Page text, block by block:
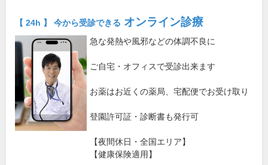
【 24h 】 今から受診できる オンライン診療
急な発熱や風邪などの体調不良に
ご自宅・オフィスで受診出来ます
お薬はお近くの薬局、宅配便でお受け取り
登園許可証・診断書も発行可
【夜間休日・全国エリア】
【健康保険適用】